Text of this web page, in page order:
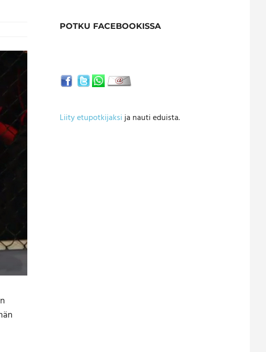
POTKU FACEBOOKISSA
Liity etupotkijaksija nauti eduista.